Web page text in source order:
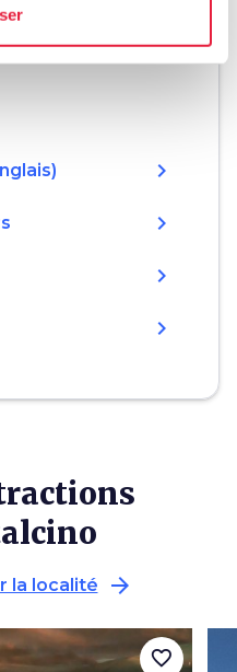
chevron_right
chevron_right
chevron_right
chevron_right
la localité arrow_forward
favorite_border